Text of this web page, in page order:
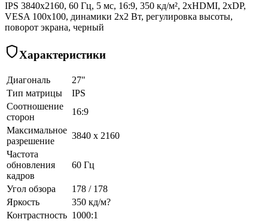
IPS 3840x2160, 60 Гц, 5 мс, 16:9, 350 кд/м², 2xHDMI, 2xDP,
VESA 100х100, динамики 2x2 Вт, регулировка высоты,
поворот экрана, черный
Характеристики
Диагональ
27"
Тип матрицы
IPS
Соотношение
сторон
16:9
Максимальное
разрешение
3840 x 2160
Частота
обновления
кадров
60 Гц
Угол обзора
178 / 178
Яркость
350 кд/м?
Контрастность 1000:1